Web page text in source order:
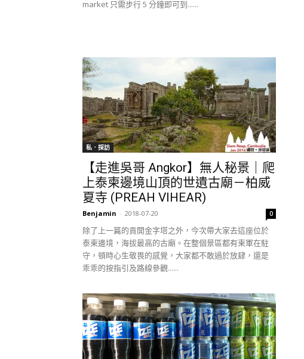
market 只需步行 5 分鐘即可到......
私．採訪
【走進吳哥 Angkor】無人秘景｜爬
上泰柬邊境山頂的世遺古廟－柏威
夏寺 (PREAH VIHEAR)
Benjamin - 2018-07-20 0
除了上一篇的貢開金字塔之外，今次帶大家去這座位於
泰柬邊境，海拔最高的古廟。在整個景區都有柬軍在駐
守，頓時心生敬畏的感覺，大家都不敢過於放肆，還是
乖乖的按指引及路線參觀......